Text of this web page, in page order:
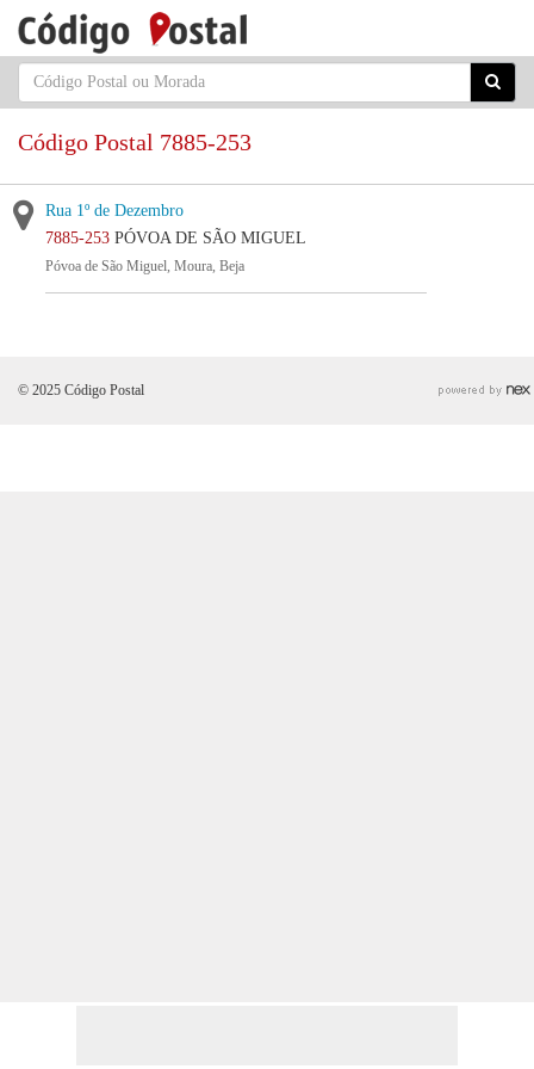
Código Postal 7885-253
Rua 1º de Dezembro
7885-253 PÓVOA DE SÃO MIGUEL
Póvoa de São Miguel, Moura, Beja
© 2025 Código Postal